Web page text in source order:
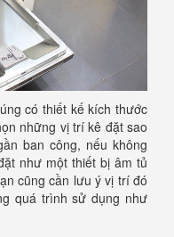
có thiết kế kích thước
những vị trí kê đặt sao
ban công, nếu không
như một thiết bị âm tủ
cũng cần lưu ý vị trí đó
quá trình sử dụng như